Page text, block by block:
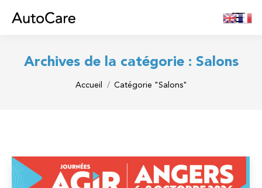
Archives de la catégorie : Salons
Vous êtes ici :
Accueil Catégorie "Salons"